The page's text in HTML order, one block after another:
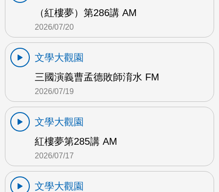
（紅樓夢）第286講 AM
2026/07/20
文學大觀園
三國演義曹孟德敗師淯水 FM
2026/07/19
文學大觀園
紅樓夢第285講 AM
2026/07/17
文學大觀園